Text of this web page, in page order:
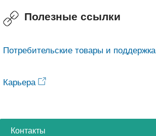
Полезные ссылки
Потребительские товары и поддержка
Карьера
Контакты